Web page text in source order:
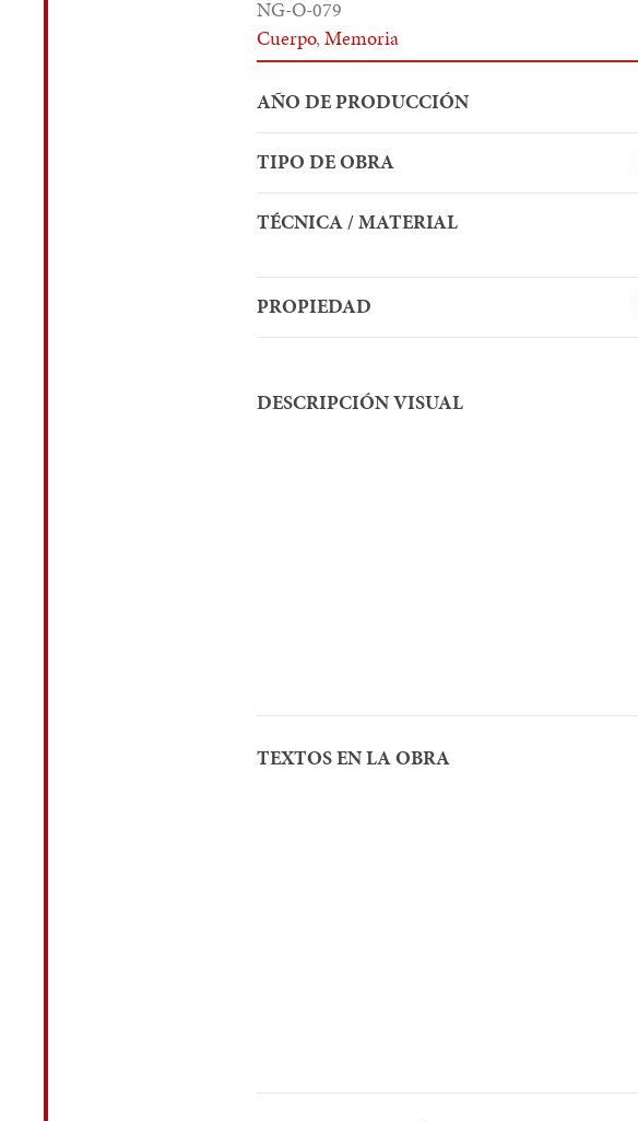
NG-O-079
Cuerpo,Memoria
AÑO DE PRODUCCIÓN
TIPO DE OBRA
TÉCNICA / MATERIAL
PROPIEDAD
DESCRIPCIÓN VISUAL
TEXTOS EN LA OBRA